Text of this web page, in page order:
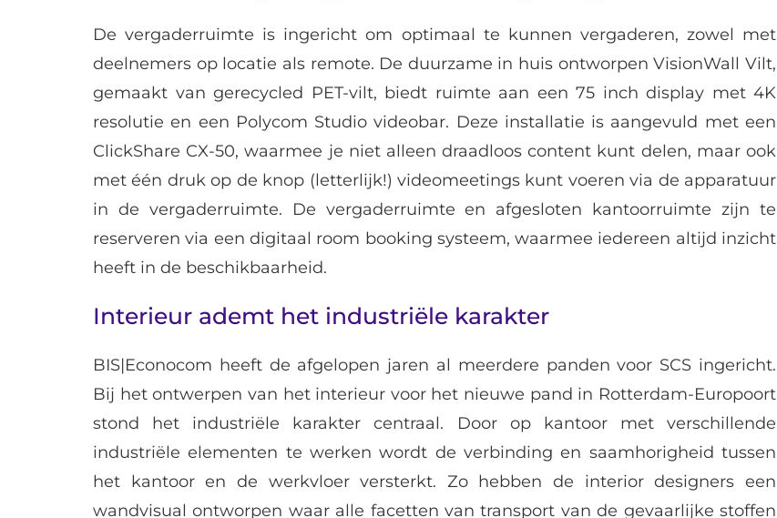
De vergaderruimte is ingericht om optimaal te kunnen vergaderen, zowel met
deelnemers op locatie als remote. De duurzame in huis ontworpen VisionWall Vilt,
gemaakt van gerecycled PET-vilt, biedt ruimte aan een 75 inch display met 4K
resolutie en een Polycom Studio videobar. Deze installatie is aangevuld met een
ClickShare CX-50, waarmee je niet alleen draadloos content kunt delen, maar ook
met één druk op de knop (letterlijk!) videomeetings kunt voeren via de apparatuur
in de vergaderruimte. De vergaderruimte en afgesloten kantoorruimte zijn te
reserveren via een digitaal room booking systeem, waarmee iedereen altijd inzicht
heeft in de beschikbaarheid.
Interieur ademt het industriële karakter
BIS|Econocom heeft de afgelopen jaren al meerdere panden voor SCS ingericht.
Bij het ontwerpen van het interieur voor het nieuwe pand in Rotterdam-Europoort
stond het industriële karakter centraal. Door op kantoor met verschillende
industriële elementen te werken wordt de verbinding en saamhorigheid tussen
het kantoor en de werkvloer versterkt. Zo hebben de interior designers een
wandvisual ontworpen waar alle facetten van transport van de gevaarlijke stoffen